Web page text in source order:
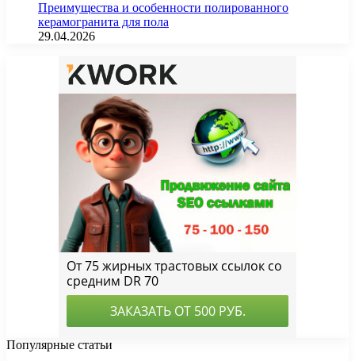
Преимущества и особенности полированного
керамогранита для пола
29.04.2026
Популярные статьи